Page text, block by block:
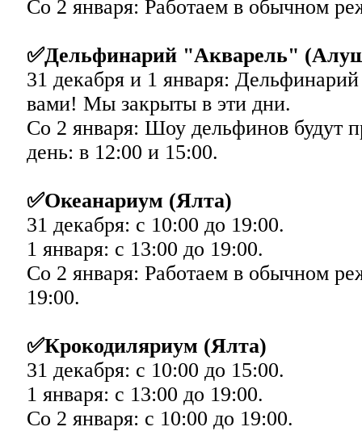
Со 2 января: Работаем в обычном
✅Дельфинарий "Акварель"
31 декабря и 1 января:
вами! Мы закрыты в эти дни.
Со 2 января: Шоу дельфинов будут
день: в 12:00 и 15:00.
✅Океанариум (Ялта)
31 декабря: с 10:00 до 19:00.
1 января: с 13:00 до 19:00.
Со 2 января: Работаем в обычном
19:00.
✅Крокодиляриум (Ялта)
31 декабря: с 10:00 до 15:00.
1 января: с 13:00 до 19:00.
Со 2 января: с 10:00 до 19:00.